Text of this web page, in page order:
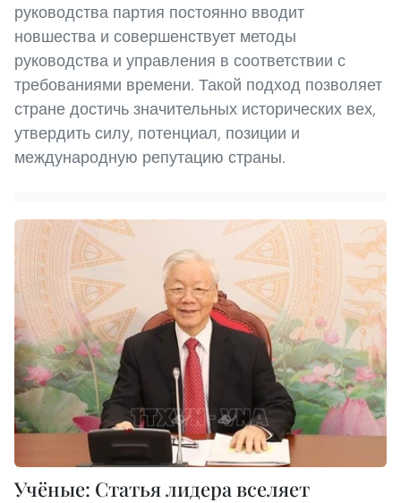
руководства партия постоянно вводит
новшества и совершенствует методы
руководства и управления в соответствии с
требованиями времени. Такой подход позволяет
стране достичь значительных исторических вех,
утвердить силу, потенциал, позиции и
международную репутацию страны.
Учёные: Статья лидера вселяет